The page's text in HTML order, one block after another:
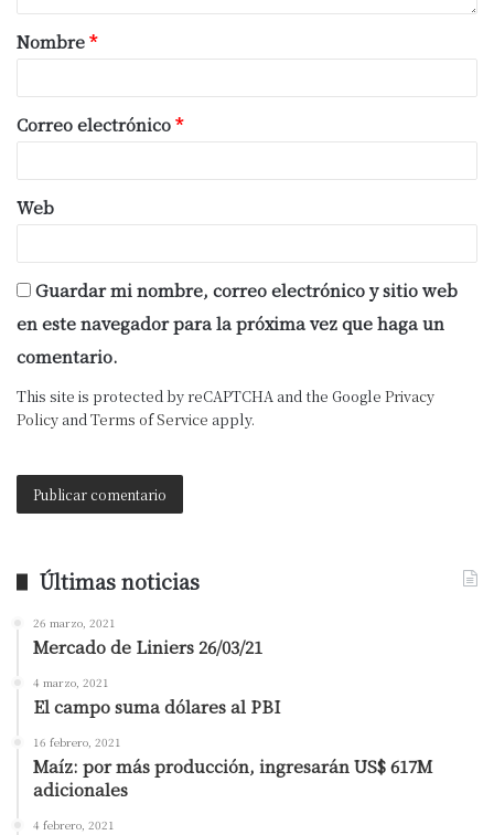
Nombre*
Correo electrónico*
Web
Guardar mi nombre, correo electrónico y sitio web
en este navegador para la próxima vez que haga un
comentario.
This site is protected by reCAPTCHA and the Google Privacy
Policy andTerms of Service apply.
Últimas noticias
26 marzo, 2021
Mercado de Liniers 26/03/21
4 marzo, 2021
El campo suma dólares al PBI
16 febrero, 2021
Maíz: por más producción, ingresarán US$ 617M
adicionales
4 febrero, 2021